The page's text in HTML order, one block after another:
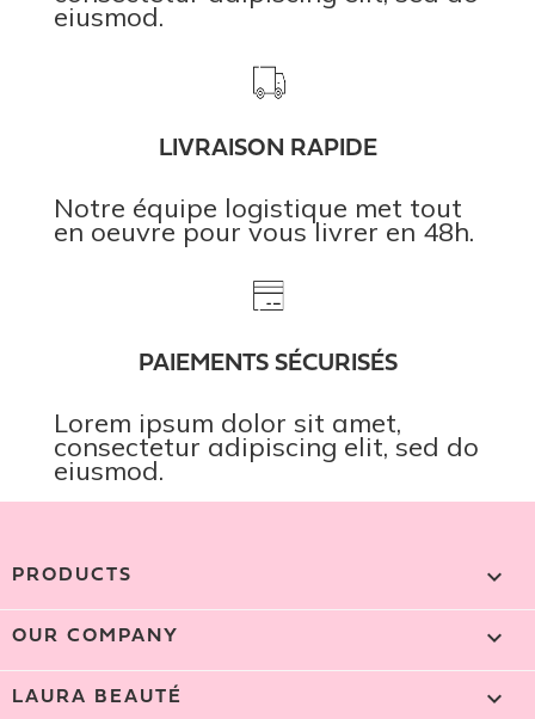
eiusmod.
LIVRAISON RAPIDE
Notre équipe logistique met tout
en oeuvre pour vous livrer en 48h.
PAIEMENTS SÉCURISÉS
Lorem ipsum dolor sit amet,
consectetur adipiscing elit, sed do
eiusmod.
PRODUCTS 
OUR COMPANY 
LAURA BEAUTÉ 